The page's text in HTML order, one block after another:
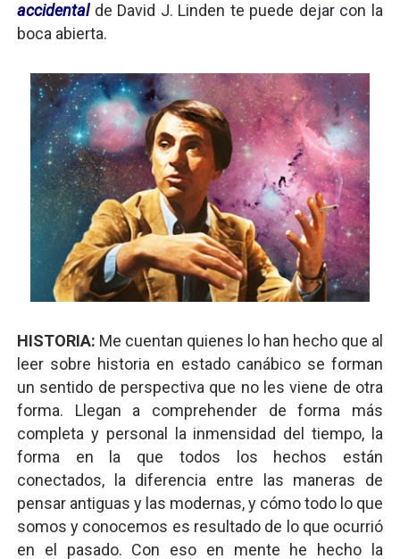
accidental de David J. Linden te puede dejar con la
boca abierta.
HISTORIA: Me cuentan quienes lo han hecho que al
leer sobre historia en estado canábico se forman
un sentido de perspectiva que no les viene de otra
forma. Llegan a comprehender de forma más
completa y personal la inmensidad del tiempo, la
forma en la que todos los hechos están
conectados, la diferencia entre las maneras de
pensar antiguas y las modernas, y cómo todo lo que
somos y conocemos es resultado de lo que ocurrió
en el pasado. Con eso en mente he hecho la